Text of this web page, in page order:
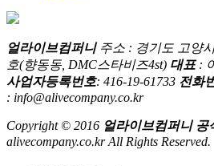
얼라이브컴퍼니주소 : 경기도 고양
호(향동동, DMC스타비즈4st) 대표 :
사업자등록번호: 416-19-61733 전화
: info@alivecompany.co.kr
Copyright © 2016 얼라이브컴퍼니 공
alivecompany.co.kr All Rights Reserved.